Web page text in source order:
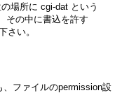
に cgi-dat という
中に書込を許す
い。
ァイルのpermission設